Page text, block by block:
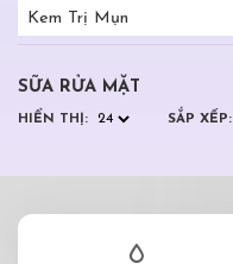
Kem Trị Mụn
SỮA RỬA MẶT
HIỂN THỊ: SẮP XẾP: